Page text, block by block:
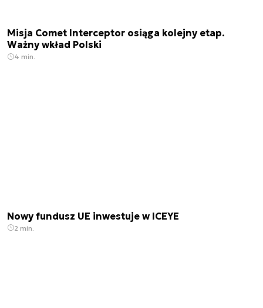
Misja Comet Interceptor osiąga kolejny etap.
Ważny wkład Polski
4 min.
Nowy fundusz UE inwestuje w ICEYE
2 min.